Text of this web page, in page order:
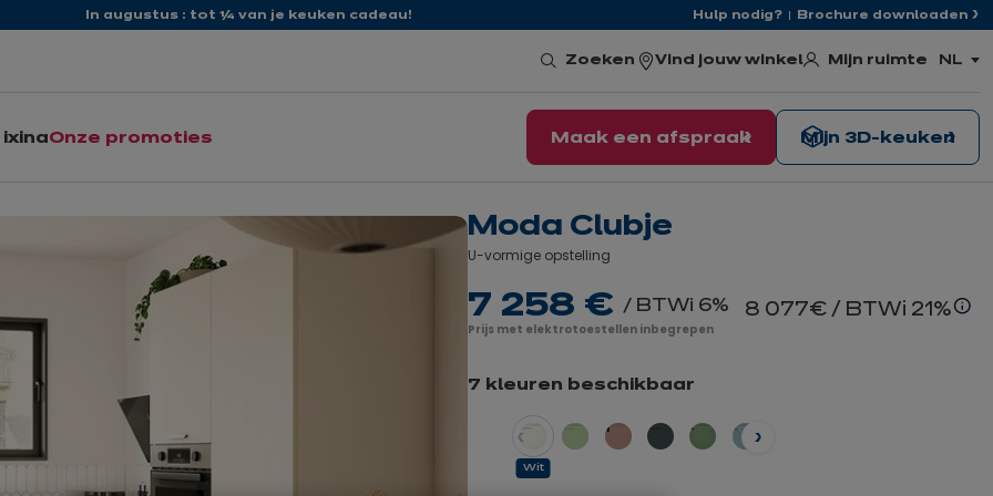
In augustus : tot ¼ van je keuken cadeau! Hulp nodig? Brochure downloaden
Zoeken Vind jouw winkel Mijn ruimte NL
,
taal
ixinaOnze promoties Mijn 3D-keuken
Maak een afspraak
Moda Clubje
U-vormige opstelling
7 258 € / BTWi 6% 8 077€ / BTWi 21%
Prijs met elektrotoestellen inbegrepen
7 kleuren beschikbaar
Wit